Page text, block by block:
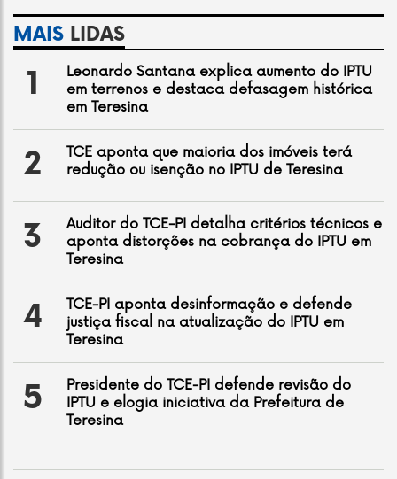
MAIS LIDAS
1
Leonardo Santana explica aumento do IPTU
em terrenos e destaca defasagem histórica
em Teresina
2
TCE aponta que maioria dos imóveis terá
redução ou isenção no IPTU de Teresina
3
Auditor do TCE-PI detalha critérios técnicos e
aponta distorções na cobrança do IPTU em
Teresina
4
TCE-PI aponta desinformação e defende
justiça fiscal na atualização do IPTU em
Teresina
5
Presidente do TCE-PI defende revisão do
IPTU e elogia iniciativa da Prefeitura de
Teresina